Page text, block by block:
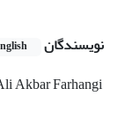
نویسندگان
Akbar Farhangi